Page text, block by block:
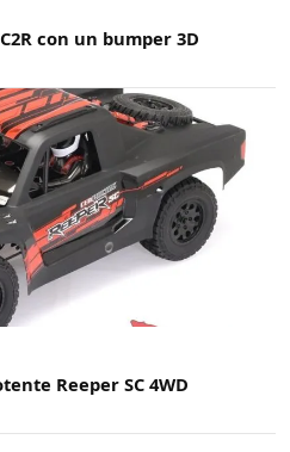
con un bumper 3D
Reeper SC 4WD